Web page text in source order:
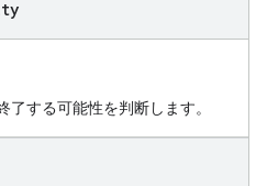
する可能性を判断します。